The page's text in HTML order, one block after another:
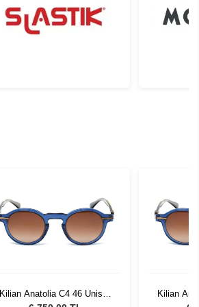
Kilian Anatolia C4 46 Unisex
Kilian